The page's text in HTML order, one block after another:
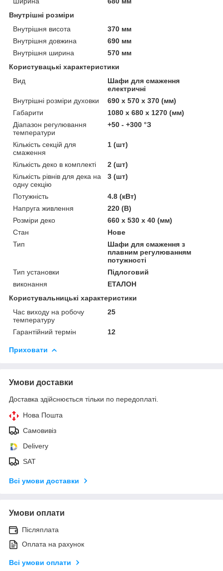
Внутрішні розміри
Внутрішня висота
370 мм
Внутрішня довжина
690 мм
Внутрішня ширина
570 мм
Користувацькi характеристики
Вид
Шафи для смаження
електричні
Внутрішні розміри духовки
690 х 570 х 370 (мм)
Габарити
1080 x 680 x 1270 (мм)
Діапазон регулювання
температури
+50 - +300 °З
Кількість секцій для
смаження
1 (шт)
Кількість деко в комплекті
2 (шт)
Кількість рівнів для дека на
одну секцію
3 (шт)
Потужність
4.8 (кВт)
Напруга живлення
220 (В)
Розміри деко
660 х 530 х 40 (мм)
Стан
Нове
Тип
Шафи для смаження з
плавним регулюванням
потужності
Тип установки
Підлоговий
виконання
ЕТАЛОН
Користувальницькі характеристики
Час виходу на робочу
температуру
25
Гарантійний термін 12
Приховати
Умови доставки
Доставка здійснюється тільки по передоплаті.
Нова Пошта
Самовивіз
Delivery
SAT
Всі умови доставки
Умови оплати
Післяплата
Оплата на рахунок
Всі умови оплати